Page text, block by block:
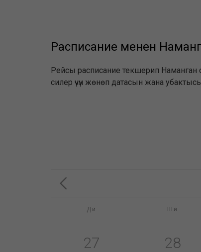
Расписание менен
Рейсы расписание текшерип Наманган
силер үчүн жөнөп датасын жана
Дй Шй
27 28